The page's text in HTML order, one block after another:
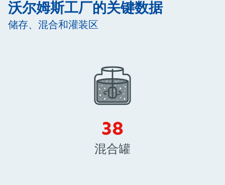
沃尔姆斯工厂的关键数据
储存、混合和灌装区
38
混合罐